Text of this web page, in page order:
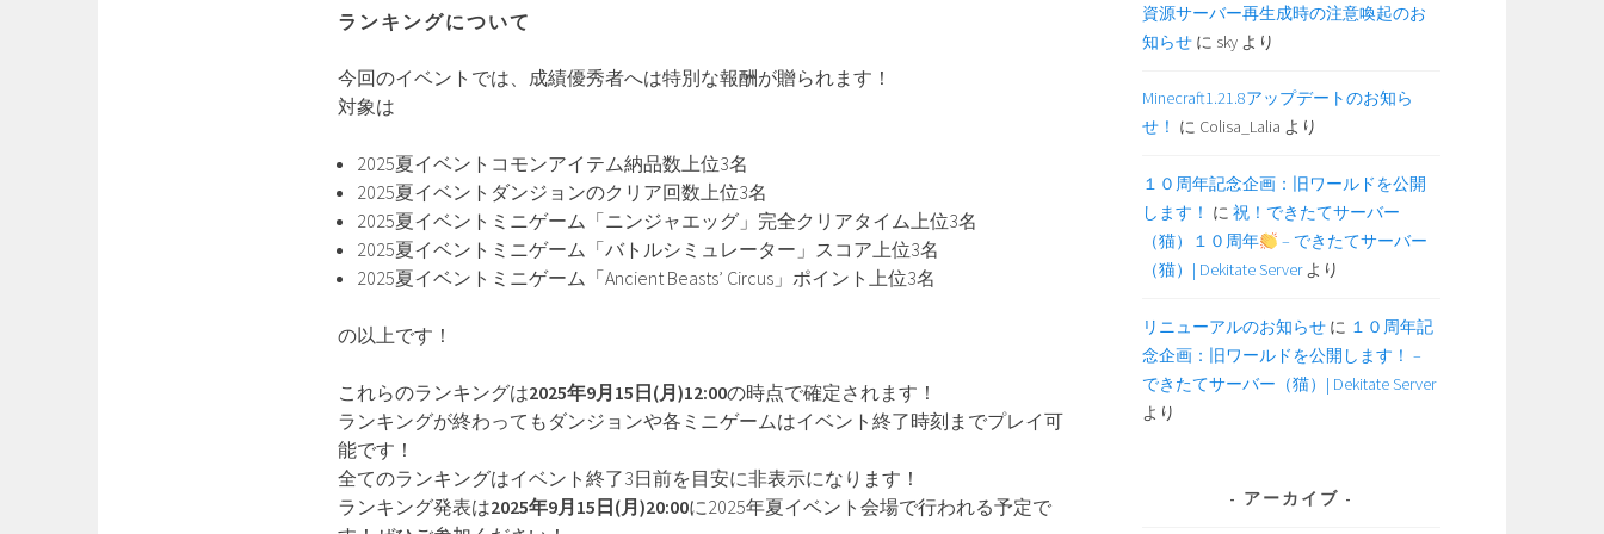
ランキングについて
今回のイベントでは、成績優秀者へは特別な報酬が贈られます！
対象は
2025夏イベントコモンアイテム納品数上位3名
2025夏イベントダンジョンのクリア回数上位3名
2025夏イベントミニゲーム「ニンジャエッグ」完全クリアタイム上位3名
2025夏イベントミニゲーム「バトルシミュレーター」スコア上位3名
2025夏イベントミニゲーム「Ancient Beasts’ Circus」ポイント上位3名
の以上です！
これらのランキングは2025年9月15日(月)12:00の時点で確定されます！
ランキングが終わってもダンジョンや各ミニゲームはイベント終了時刻までプレイ可
能です！
全てのランキングはイベント終了3日前を目安に非表示になります！
ランキング発表は2025年9月15日(月)20:00に2025年夏イベント会場で行われる予定で
資源サーバー再生成時の注意喚起のお
知らせ に sky より
Minecraft1.21.8アップデートのお知ら
せ！ に Colisa_Lalia より
１０周年記念企画：旧ワールドを公開
します！ に 祝！できたてサーバー
（猫）１０周年
– できたてサーバー
（猫）| Dekitate Serverより
リニューアルのお知らせ に １０周年記
念企画：旧ワールドを公開します！ –
できたてサーバー（猫）| Dekitate Server
より
アーカイブ